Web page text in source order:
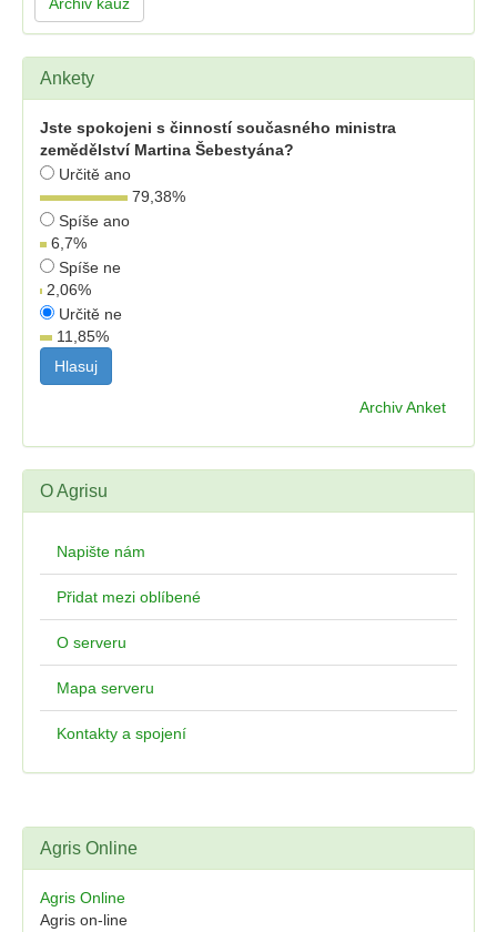
Archiv kauz
Ankety
Jste spokojeni s činností současného ministra
zemědělství Martina Šebestyána?
Určitě ano
79,38%
Spíše ano
6,7%
Spíše ne
2,06%
Určitě ne
11,85%
Archiv Anket
O Agrisu
Napište nám
Přidat mezi oblíbené
O serveru
Mapa serveru
Kontakty a spojení
Agris Online
Agris Online
Agris on-line